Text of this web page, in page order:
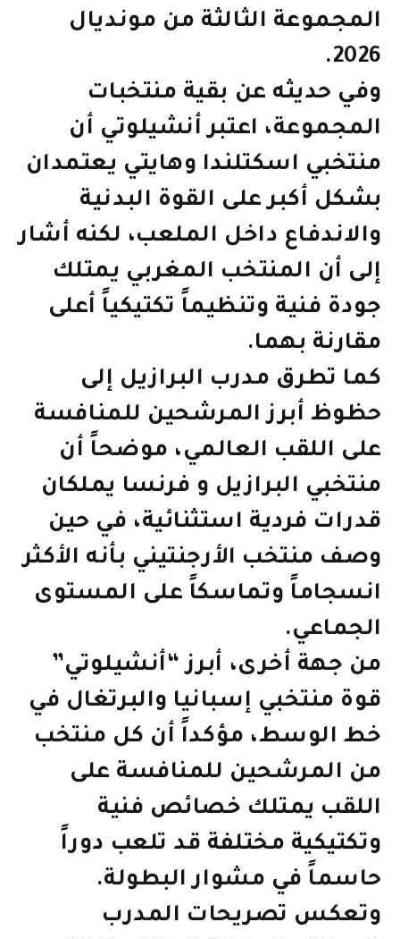
المجموعة الثالثة من مونديال
2026.
وفي حديثه عن بقية منتخبات
المجموعة، اعتبر أنشيلوتي أن
منتخبي اسكتلندا وهايتي يعتمدان
بشكل أكبر على القوة البدنية
والاندفاع داخل الملعب، لكنه أشار
إلى أن المنتخب المغربي يمتلك
جودة فنية وتنظيماً تكتيكياً أعلى
مقارنة بهما.
كما تطرق مدرب البرازيل إلى
حظوظ أبرز المرشحين للمنافسة
على اللقب العالمي، موضحاً أن
منتخبي البرازيل و فرنسا يملكان
قدرات فردية استثنائية، في حين
وصف منتخب الأرجنتيني بأنه الأكثر
انسجاماً وتماسكاً على المستوى
الجماعي.
من جهة أخرى، أبرز “أنشيلوتي”
قوة منتخبي إسبانيا والبرتغال في
خط الوسط، مؤكداً أن كل منتخب
من المرشحين للمنافسة على
اللقب يمتلك خصائص فنية
وتكتيكية مختلفة قد تلعب دوراً
حاسماً في مشوار البطولة.
وتعكس تصريحات المدرب